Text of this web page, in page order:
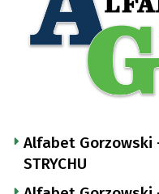
Alfabet Gorzowski
STRYCHU